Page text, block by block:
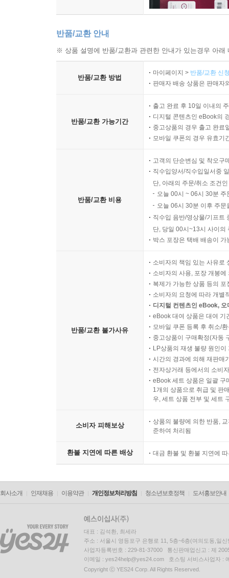
반품/교환 안내
※ 상품 설명에 반품/교환과 관련한 안내가 있는경우 아
반품/교환 방법
마이페이지 > 반품/교환 신
판매자 배송 상품은 판매자
반품/교환 가능기간
출고 완료 후 10일 이내의
디지털 콘텐츠인 eBook의
중고상품의 경우 출고 완료
모바일 쿠폰의 경우 유효기
반품/교환 비용
고객의 단순변심 및 착오구
직수입양서/직수입일서중
단, 아래의 주문/취소 조건
오늘 00시 ~ 06시 30분
오늘 06시 30분 이후 주
직수입 음반/영상물/기프트
단, 당일 00시~13시 사이의
박스 포장은 택배 배송이
반품/교환 불가사유
소비자의 책임 있는 사유로
소비자의 사용, 포장 개봉
복제가 가능한 상품 등의
소비자의 요청에 따라 개별
디지털 컨텐츠인 eBook,
eBook 대여 상품은 대여 기
모바일 쿠폰 등록 후 취소/
중고상품이 구매확정(자동
LP상품의 재생 불량 원인
시간의 경과에 의해 재판매
전자상거래 등에서의 소비
eBook 세트 상품은 일괄 구
1개의 상품으로 취급 및 판
우, 세트 상품 전부 및 세트
소비자 피해보상
상품의 불량에 의한 반품,
준하여 처리됨
환불 지연에 따른 배상 대금 환불 및 환불 지연에
회사소개 인재채용 이용약관 개인정보처리방침 청소년보호정책 도서홍보안내
대표 : 김석환, 최세라
주소 : 서울시 영등포구 은행로 11, 5층~6층(여의도동,일신
사업자등록번호 : 229-81-37000 통신판매업신고 : 제
이메일 : yes24help@yes24.com 호스팅 서비스사업자 :
Copyright ⓒ YES24 Corp. All Rights Reserved.